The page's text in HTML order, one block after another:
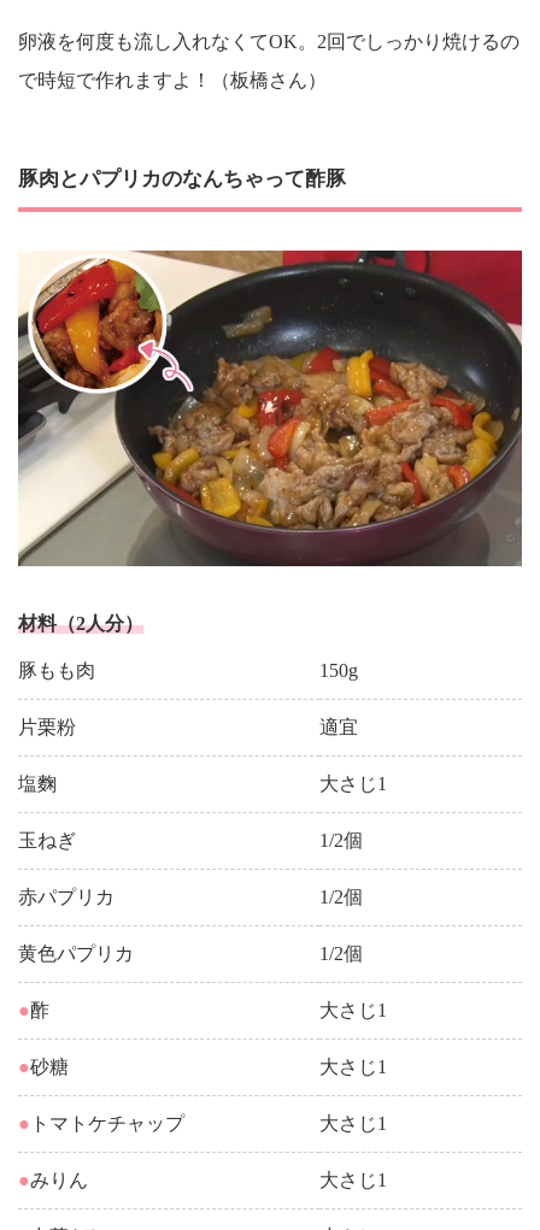
卵液を何度も流し入れなくてOK。2回でしっかり焼けるの
で時短で作れますよ！（板橋さん）
豚肉とパプリカのなんちゃって酢豚
材料（2人分）
豚もも肉 150g
片栗粉 適宜
塩麴 大さじ1
玉ねぎ 1/2個
赤パプリカ 1/2個
黄色パプリカ 1/2個
●酢 大さじ1
●砂糖 大さじ1
● トマトケチャップ 大さじ1
●みりん 大さじ1